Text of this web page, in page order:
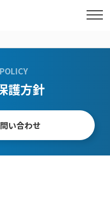
護方針
い合わせ